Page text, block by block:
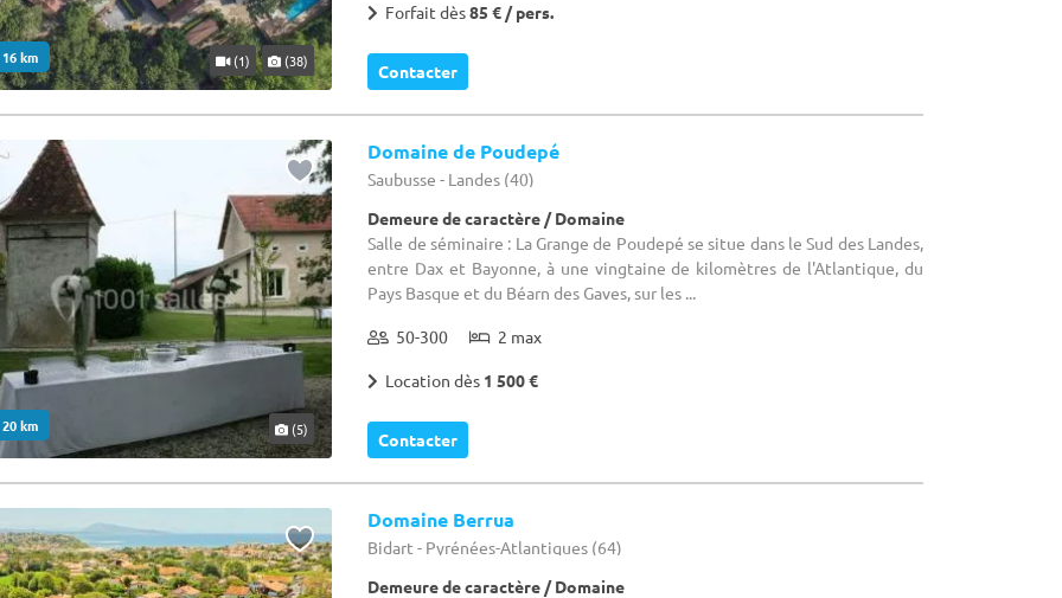
km (1) (38)
Forfait dès85 € / pers.
Contacter
km (5)
Domaine de Poudepé
Saubusse - Landes (40)
Demeure de caractère / Domaine
Salle de séminaire : La Grange de Poudepé se situe dans le Sud des Landes,
entre Dax et Bayonne, à une vingtaine de kilomètres de l'Atlantique, du
Pays Basque et du Béarn des Gaves, sur les ...
50-300 2 max
Location dès 1 500 €
Contacter
Domaine Berrua
Bidart - Pyrénées-Atlantiques (64)
Demeure de caractère / Domaine